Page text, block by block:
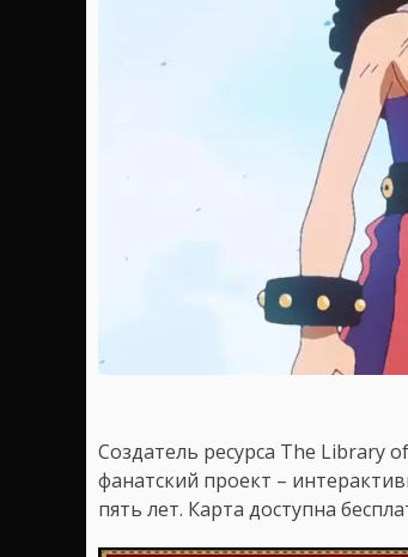
Создатель ресурса The Library
фанатский проект –
пять лет. Карта доступна